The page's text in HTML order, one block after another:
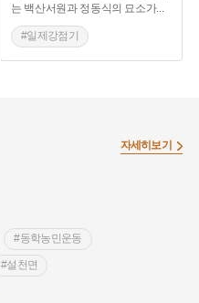
는 백산서원과 정동식의 묘소가...
#일제강점기
#독립운동가 #이승만
#솜리장터
#동학농민운동
#설천면
자세히보기